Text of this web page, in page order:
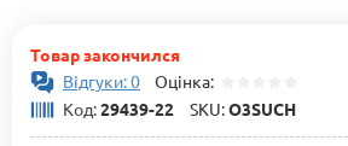
Товар закончился
Відгуки: 0 Оцінка:
Код:29439-22 SKU:O3SUCH